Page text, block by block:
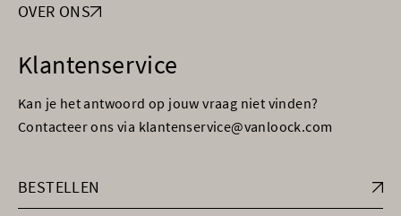
OVER ONS
Klantenservice
Kan je het antwoord op jouw vraag niet vinden?
Contacteer ons via klantenservice@vanloock.com
BESTELLEN